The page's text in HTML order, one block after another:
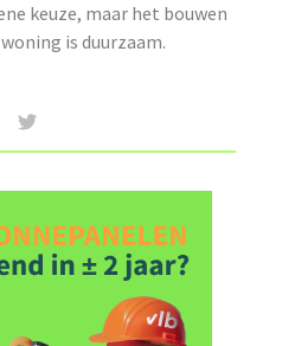
keuze, maar het bouwen
is duurzaam.